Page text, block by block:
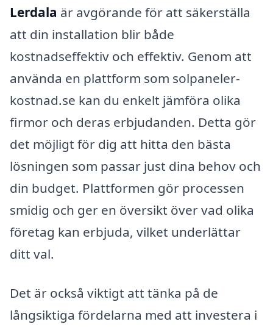
Lerdala är avgörande för att säkerställa
att din installation blir både
kostnadseffektiv och effektiv. Genom att
använda en plattform som solpaneler-
kostnad.se kan du enkelt jämföra olika
firmor och deras erbjudanden. Detta gör
det möjligt för dig att hitta den bästa
lösningen som passar just dina behov och
din budget. Plattformen gör processen
smidig och ger en översikt över vad olika
företag kan erbjuda, vilket underlättar
ditt val.
Det är också viktigt att tänka på de
långsiktiga fördelarna med att investera i